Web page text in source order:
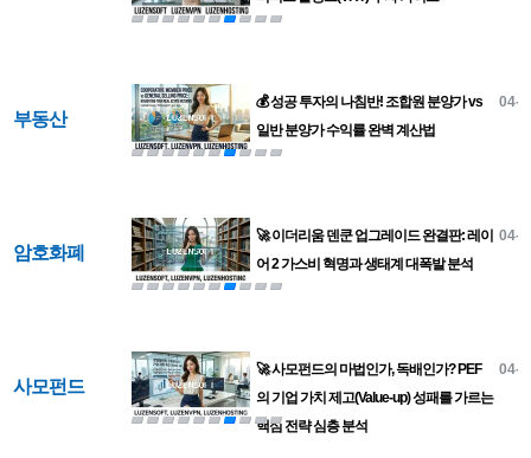
부동산
💰 성공 투자의 나침반! 조합원 분양가 vs
일반 분양가 수익률 완벽 계산법
04-
암호화폐
🚀 이더리움 덴쿤 업그레이드 완결판: 레이
어 2 가스비 혁명과 생태계 대폭발 분석
04-
사모펀드
🚀 사모펀드의 마법인가, 독배인가? PEF
의 기업 가치 제고(Value-up) 성패를 가르는
핵심 전략 심층 분석
04-